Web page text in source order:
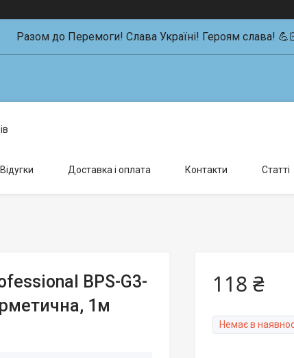
Разом до Перемоги! Слава Україні! Героям слава!
Відугки Доставка і оплата Контакти Статті
BPS-G3-
1м
118 ₴
Немає в